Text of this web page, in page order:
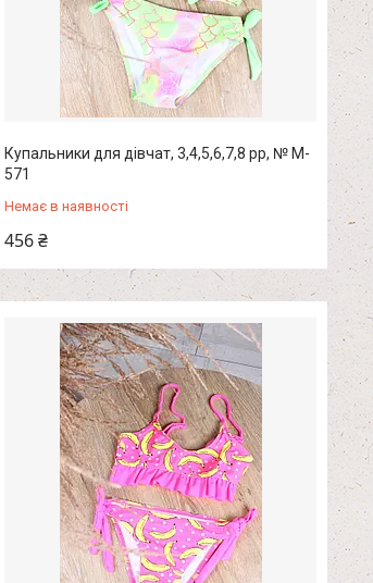
Купальники для дівчат, 3,4,5,6,7,8 рр, № M-
571
Немає в наявності
456 ₴